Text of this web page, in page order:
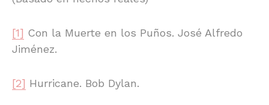
[1] Con la Muerte en los Puños. José Alfredo
Jiménez.
[2] Hurricane. Bob Dylan.